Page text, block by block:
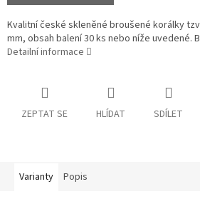
Kvalitní české skleněné broušené korálky
mm, obsah balení 30 ks nebo níže uvedené.
Detailní informace
ZEPTAT SE HLÍDAT SDÍLET
Varianty Popis